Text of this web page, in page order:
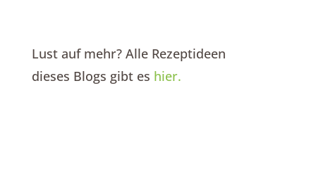
Lust auf mehr? Alle Rezeptideen
dieses Blogs gibt es hier.